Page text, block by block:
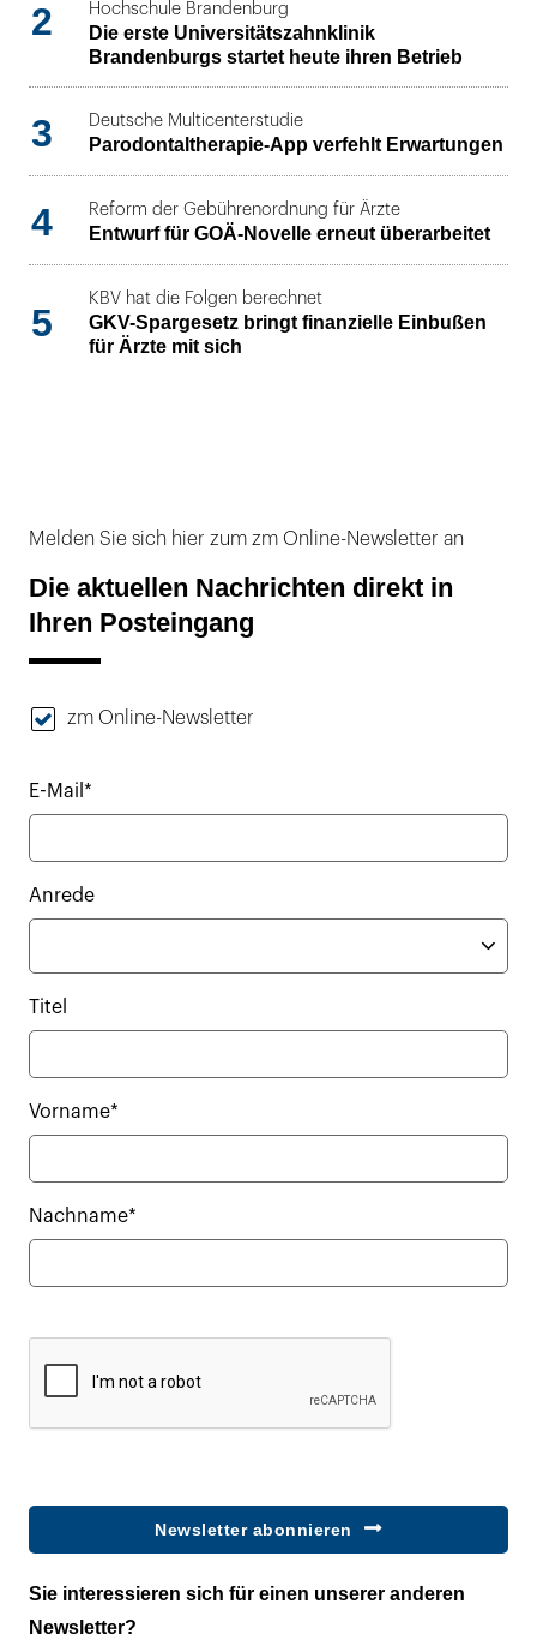
2 Hochschule Brandenburg
Die erste Universitätszahnklinik
Brandenburgs startet heute ihren Betrieb
3 Deutsche Multicenterstudie
Parodontaltherapie-App verfehlt Erwartungen
4 Reform der Gebührenordnung für Ärzte
Entwurf für GOÄ-Novelle erneut überarbeitet
5
KBV hat die Folgen berechnet
GKV-Spargesetz bringt finanzielle Einbußen
für Ärzte mit sich
Melden Sie sich hier zum zm Online-Newsletter an
Die aktuellen Nachrichten direkt in
Ihren Posteingang
zm Online-Newsletter
E-Mail*
Anrede
Titel
Vorname*
Nachname*
Newsletter abonnieren
Sie interessieren sich für einen unserer anderen
Newsletter?